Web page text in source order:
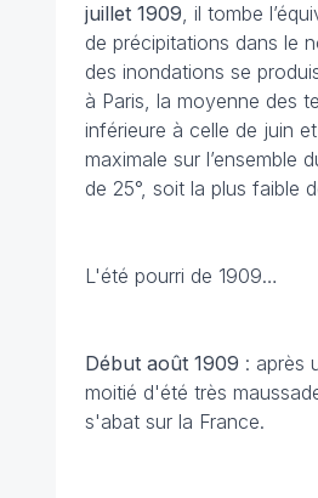
juillet 1909, il tombe
de précipitations dans le
des inondations se
à Paris, la moyenne des
inférieure à celle de juin
maximale sur l’ensemble
de 25°, soit la plus faible
L'été pourri de 1909…
Début août 1909 : après
moitié d'été très
s'abat sur la France.